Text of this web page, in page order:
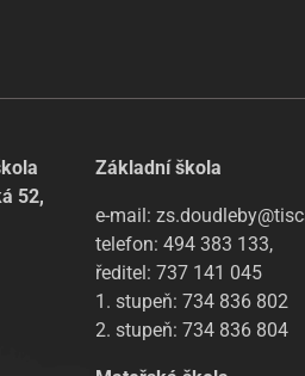
52,
Základní škola
e-mail:
telefon: 494 383 133,
ředitel: 737 141 045
1. stupeň: 734 836 802
2. stupeň: 734 836 804